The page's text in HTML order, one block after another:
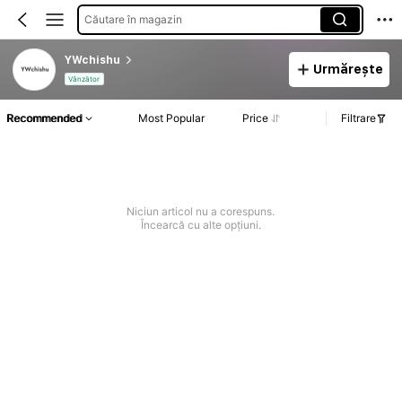
Căutare în magazin
YWchishu
Vânzător
Urmărește
Recommended Most Popular Price Filtrare
Niciun articol nu a corespuns.
Încearcă cu alte opțiuni.